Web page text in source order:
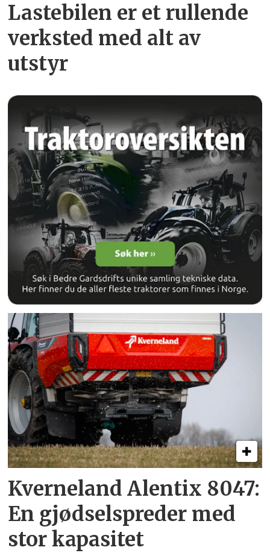
Lastebilen er et rullende
verksted med alt av
utstyr
Kverneland Alentix 8047:
En gjødsel­spreder med
stor kapasitet